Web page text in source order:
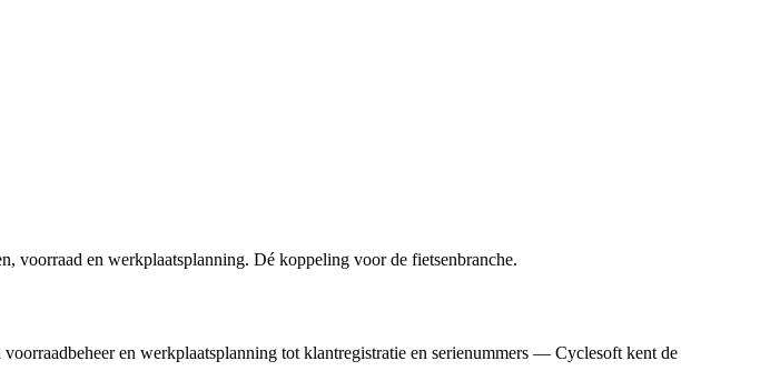
voorraad en werkplaatsplanning. Dé koppeling voor de fietsenbranche.
en werkplaatsplanning tot klantregistratie en serienummers — Cyclesoft kent de